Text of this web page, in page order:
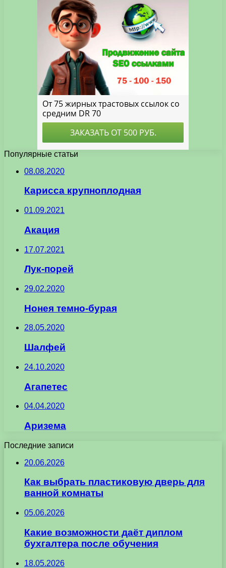
Популярные статьи
08.08.2020
Карисса крупноплодная
01.09.2021
Акация
17.07.2021
Лук-порей
29.02.2020
Нонея темно-бурая
28.05.2020
Шалфей
24.10.2020
Агапетес
04.04.2020
Аризема
Последние записи
20.06.2026
Как выбрать пластиковую дверь для
ванной комнаты
05.06.2026
Какие возможности даёт диплом
бухгалтера после обучения
18.05.2026